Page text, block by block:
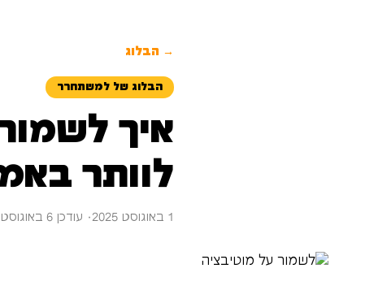
→ הבלוג
הבלוג של למשתחרר
איך
לוותר
1 באוגוסט 2025 · עודכן 6 באוגוסט 2025